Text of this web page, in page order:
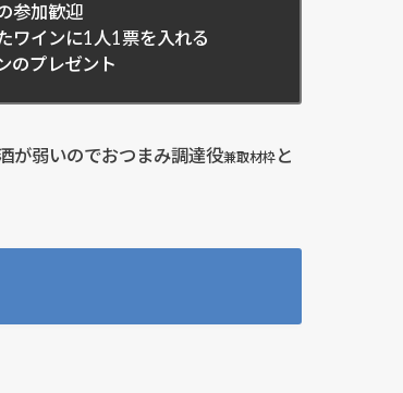
参加歓迎
ワインに1人1票を入れる
のプレゼント
が弱いのでおつまみ調達役兼取材枠 と